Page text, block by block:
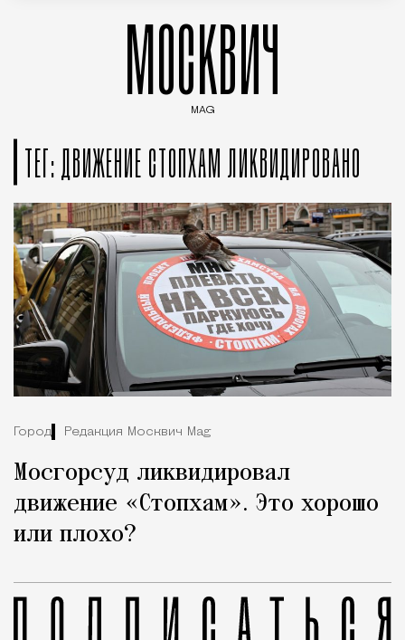
МОСКВИЧ
MAG
ТЕГ: ДВИЖЕНИЕ СТОПХАМ ЛИКВИДИРОВАНО
Город Редакция Москвич Mag
Мосгорсуд ликвидировал
движение «Стопхам». Это хорошо
или плохо?